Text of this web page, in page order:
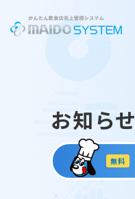
お知らせ
無料